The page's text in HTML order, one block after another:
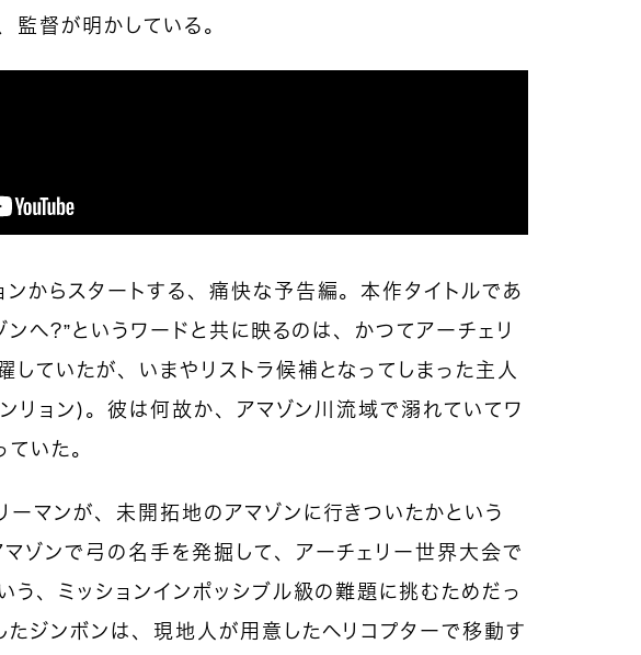
監督が明かしている。
ンからスタートする、痛快な予告編。本作タイトルであ
へ？”というワードと共に映るのは、かつてアーチェリ
していたが、いまやリストラ候補となってしまった主人
ンリョン）。彼は何故か、アマゾン川流域で溺れていてワ
いた。
ーマンが、未開拓地のアマゾンに行きついたかという
ゾンで弓の名手を発掘して、アーチェリー世界大会で
う、ミッションインポッシブル級の難題に挑むためだっ
たジンボンは、現地人が用意したヘリコプターで移動す